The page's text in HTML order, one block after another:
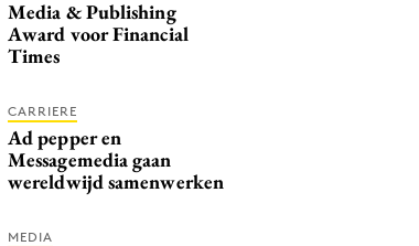
Media & Publishing
Award voor Financial
Times
CARRIERE
Ad pepper en
Messagemedia gaan
wereldwijd samenwerken
MEDIA